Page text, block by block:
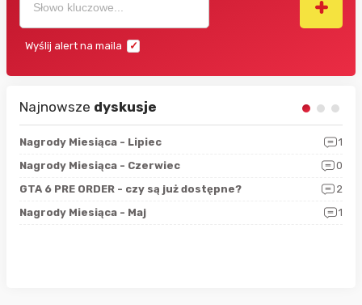
Wyślij alert na maila
Najnowsze dyskusje
Nagrody Miesiąca - Lipiec
1
Nagrody Miesiąca - Czerwiec
0
GTA 6 PRE ORDER - czy są już dostępne?
2
Nagrody Miesiąca - Maj
1